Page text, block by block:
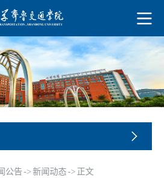
公告 -> 新闻动态-> 正文